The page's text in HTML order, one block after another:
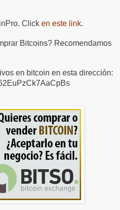
Click en este link.
Bitcoins? Recomendamos
en bitcoin en esta dirección: